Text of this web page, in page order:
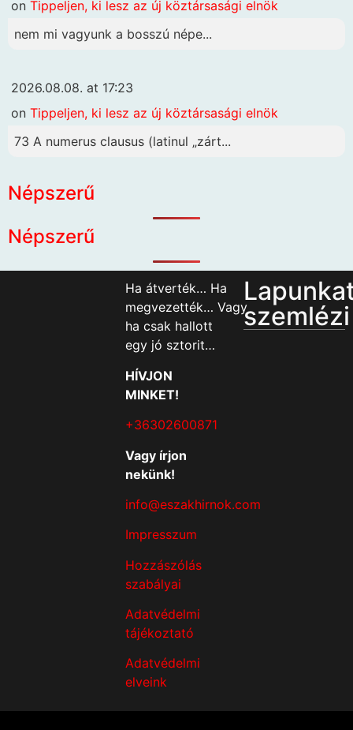
on Tippeljen, ki lesz az új köztársasági elnök
nem mi vagyunk a bosszú népe...
2026.08.08. at 17:23
on Tippeljen, ki lesz az új köztársasági elnök
73 A numerus clausus (latinul „zárt...
Népszerű
Népszerű
Ha átverték… Ha
megvezették… Vagy
ha csak hallott
egy jó sztorit…
HÍVJON
MINKET!
+36302600871
Vagy írjon
nekünk!
info@eszakhirnok.com
Impresszum
Hozzászólás
szabályai
Adatvédelmi
tájékoztató
Adatvédelmi
elveink
szemlézi